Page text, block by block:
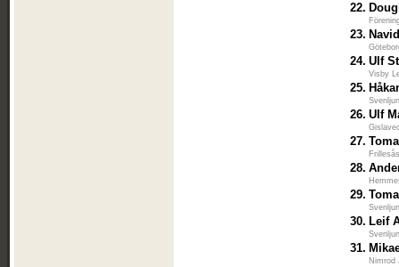
22.
23.
24. Ulf
Visby
25.
26. Ulf
27.
28.
29.
30. Leif
31.
Nimrod